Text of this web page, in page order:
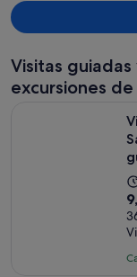
Visitas guiadas
excursiones